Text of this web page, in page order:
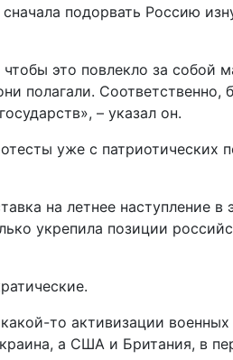
подорвать Россию
это повлекло за собой
полагали. Соответственно,
– указал он.
уже с патриотических
на летнее наступление в
укрепила позиции
то активизации
а США и Британия, в